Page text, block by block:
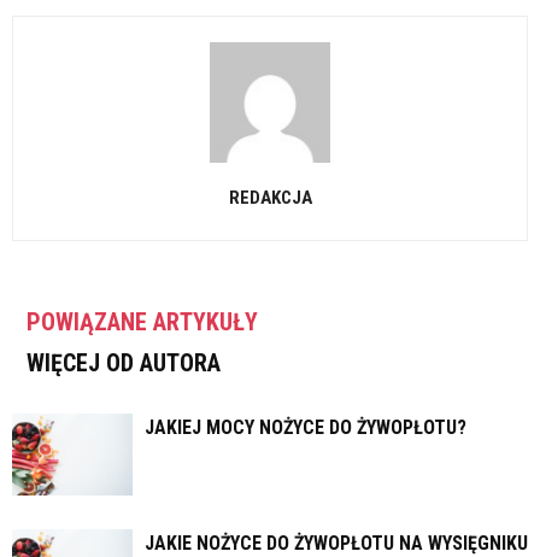
REDAKCJA
POWIĄZANE ARTYKUŁY
WIĘCEJ OD AUTORA
JAKIEJ MOCY NOŻYCE DO ŻYWOPŁOTU?
JAKIE NOŻYCE DO ŻYWOPŁOTU NA WYSIĘGNIKU